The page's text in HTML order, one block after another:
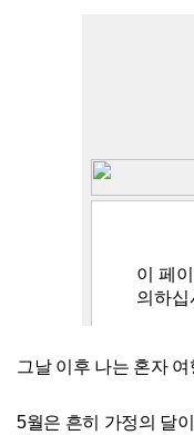
그날 이후 나는 혼자
5월은 흔히 가정의 달